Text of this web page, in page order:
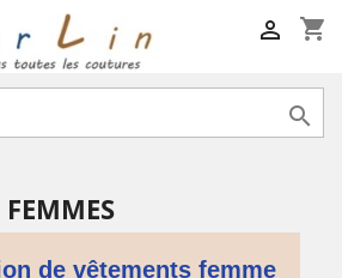
shopping_cart


de vêtements femme